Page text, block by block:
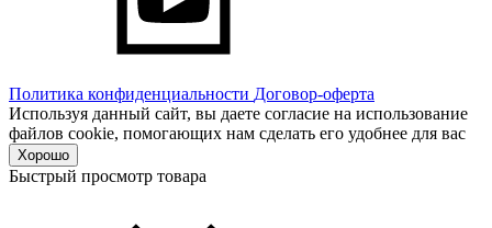
Политика конфиденциальности Договор-оферта
Используя данный сайт, вы даете согласие на использование
файлов cookie, помогающих нам сделать его удобнее для вас
Хорошо
Быстрый просмотр товара